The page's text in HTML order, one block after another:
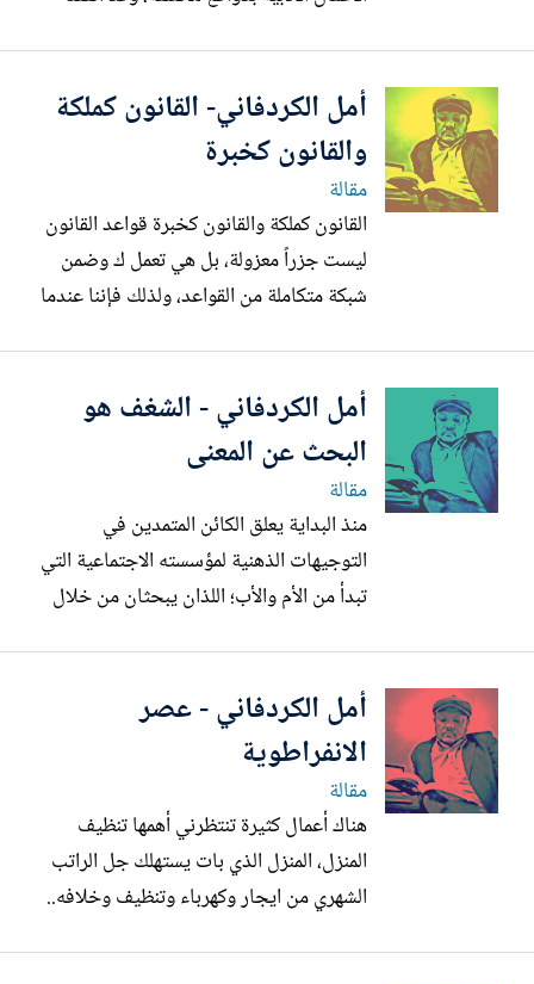
الفيس بوك ووسائل التواصل الأخرى انشغل
البعض بنقد المزيف، المزيف من الفن، والأدب،
وخلافه حيث احتشد...
أمل الكردفاني- القانون كملكة
والقانون كخبرة
مقالة
القانون كملكة والقانون كخبرة قواعد القانون
ليست جزراً معزولة، بل هي تعمل ك وضمن
شبكة متكاملة من القواعد، ولذلك فإننا عندما
على عدة قوانين أخرى؛ فنجد مثلاً: (بعد
الإطلاع على الدستور وبعد الاطلاع على
القانون المدني، وبعد...
أمل الكردفاني - الشغف هو
البحث عن المعنى
مقالة
منذ البداية يعلق الكائن المتمدين في
التوجيهات الذهنية لمؤسسته الاجتماعية التي
تبدأ من الأم والأب؛ اللذان يبحثان من خلال
يتصوران- لغاية كبرى. في الغالب تبوء تلك
الخطط بالفشل الذريع، وينتهي الأمر بالإنسان
(الذي كان طفلاً يوماً)...
أمل الكردفاني - عصر
الانفراطوية
مقالة
هناك أعمال كثيرة تنتظرني أهمها تنظيف
المنزل، المنزل الذي بات يستهلك جل الراتب
الشهري من ايجار وكهرباء وتنظيف وخلافه..